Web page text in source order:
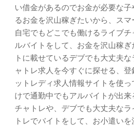
い借金があるのでお金が必要な
るお金を沢山稼ぎたいから、ス
自宅でもどこでも働けるライブ
ルバイトをして、お金を沢山稼
トに載せているデブでも大丈夫
ャトレ求人を今すぐに探せる、
ットレディ求人情報サイトを使
けで通勤中でもアルバイトが出
チャトレや、デブでも大丈夫な
トレでバイトをして、お小遣い